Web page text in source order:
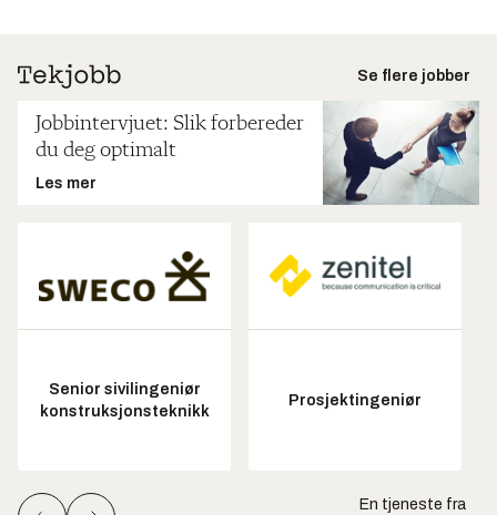
Se flere jobber
Jobbintervjuet: Slik forbereder
du deg optimalt
Les mer
Senior sivilingeniør
konstruksjonsteknikk
Prosjektingeniør
En tjeneste fra